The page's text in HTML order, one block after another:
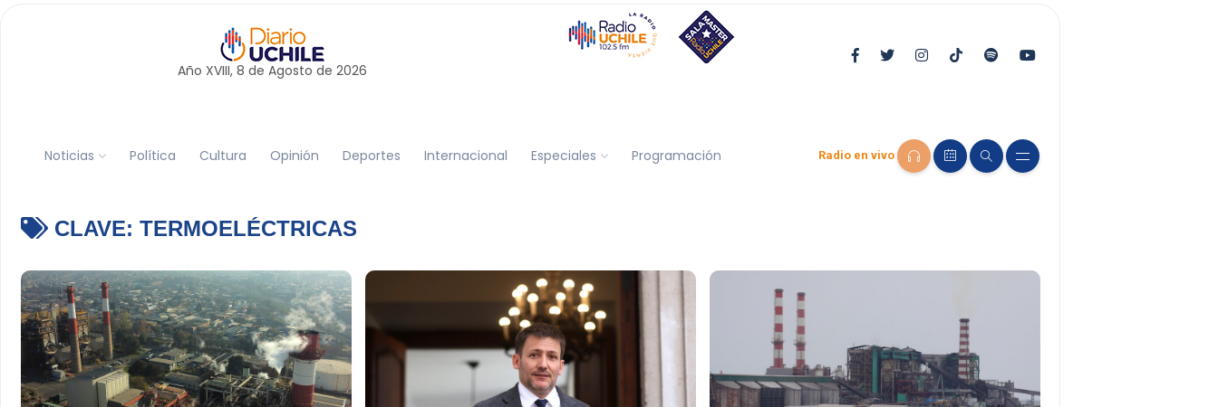
Año XVIII, 8 de Agosto de 2026
Noticias Política Cultura Opinión Deportes Internacional Especiales Programación Radio en vivo
CLAVE: TERMOELÉCTRICAS